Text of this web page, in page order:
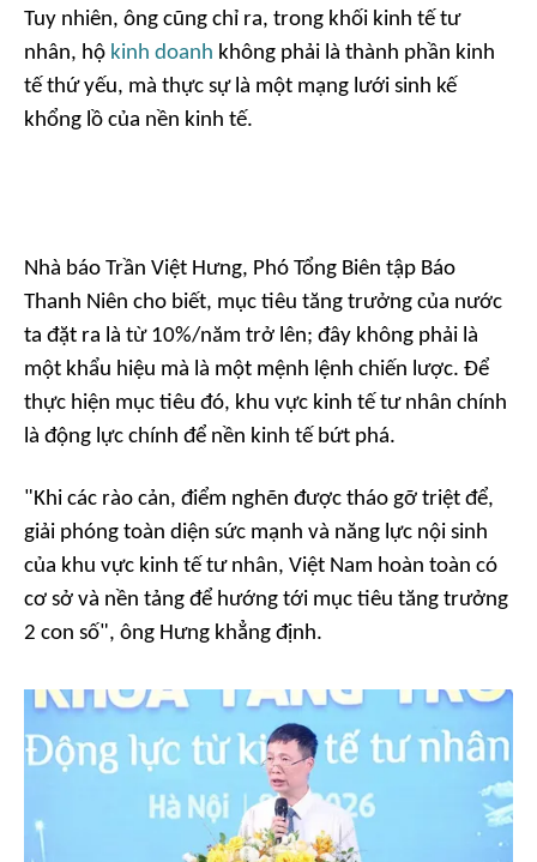
Tuy nhiên, ông cũng chỉ ra, trong khối kinh tế tư
nhân, hộ kinh doanh không phải là thành phần kinh
tế thứ yếu, mà thực sự là một mạng lưới sinh kế
khổng lồ của nền kinh tế.
Nhà báo Trần Việt Hưng, Phó Tổng Biên tập Báo
Thanh Niên cho biết, mục tiêu tăng trưởng của nước
ta đặt ra là từ 10%/năm trở lên; đây không phải là
một khẩu hiệu mà là một mệnh lệnh chiến lược. Để
thực hiện mục tiêu đó, khu vực kinh tế tư nhân chính
là động lực chính để nền kinh tế bứt phá.
"Khi các rào cản, điểm nghẽn được tháo gỡ triệt để,
giải phóng toàn diện sức mạnh và năng lực nội sinh
của khu vực kinh tế tư nhân, Việt Nam hoàn toàn có
cơ sở và nền tảng để hướng tới mục tiêu tăng trưởng
2 con số", ông Hưng khẳng định.